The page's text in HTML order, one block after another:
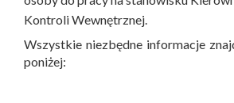
Kontroli Wewnętrznej.
Wszystkie niezbędne informacje
poniżej: